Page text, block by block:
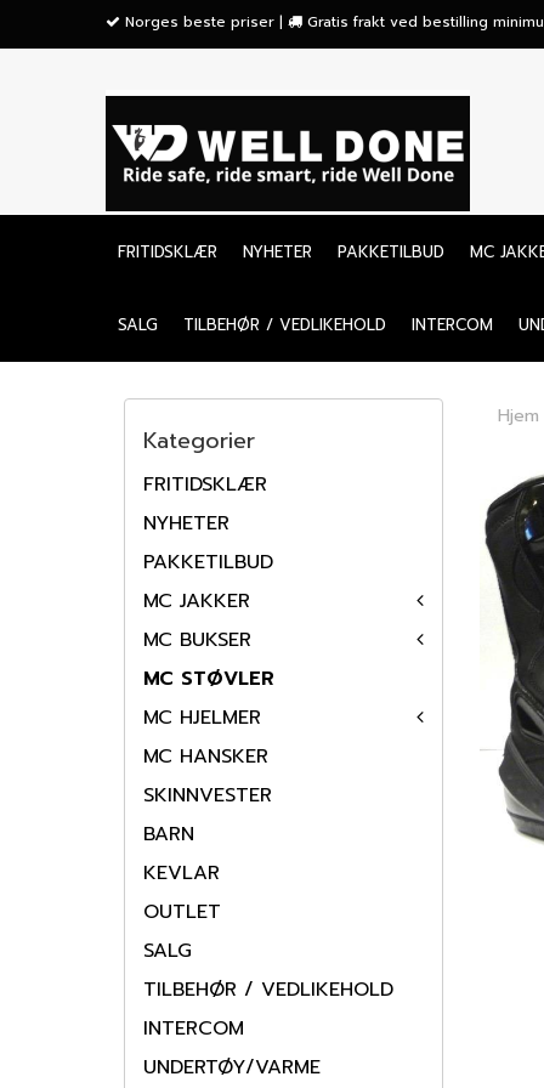
Norges beste priser | Gratis frakt ved bestilling
FRITIDSKLÆR NYHETER PAKKETILBUD MC
SALG TILBEHØR / VEDLIKEHOLD INTERCOM
Kategorier
FRITIDSKLÆR
NYHETER
PAKKETILBUD
MC JAKKER
MC BUKSER
MC STØVLER
MC HJELMER
MC HANSKER
SKINNVESTER
BARN
KEVLAR
OUTLET
SALG
TILBEHØR / VEDLIKEHOLD
INTERCOM
UNDERTØY/VARME
Hjem